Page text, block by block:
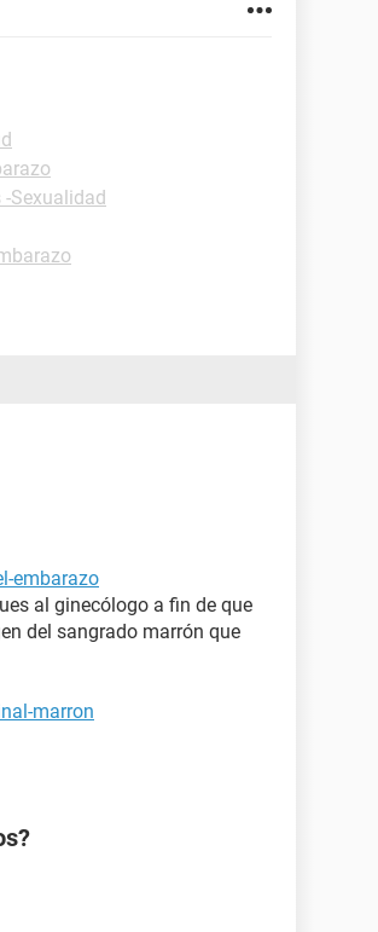
Sexualidad
embarazo
al ginecólogo a fin de que
del sangrado marrón que
marron